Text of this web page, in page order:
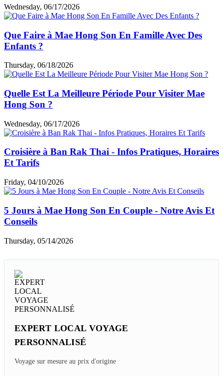
Wednesday, 06/17/2026
Que Faire à Mae Hong Son En Famille Avec Des
Enfants ?
Thursday, 06/18/2026
Quelle Est La Meilleure Période Pour Visiter Mae
Hong Son ?
Wednesday, 06/17/2026
Croisière à Ban Rak Thai - Infos Pratiques, Horaires
Et Tarifs
Friday, 04/10/2026
5 Jours à Mae Hong Son En Couple - Notre Avis Et
Conseils
Thursday, 05/14/2026
EXPERT LOCAL VOYAGE
PERSONNALISÉ
Voyage sur mesure au prix d'origine